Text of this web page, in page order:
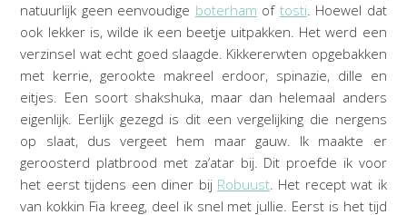
natuurlijk geen eenvoudige boterham of tosti. Hoewel dat
ook lekker is, wilde ik een beetje uitpakken. Het werd een
verzinsel wat echt goed slaagde. Kikkererwten opgebakken
met kerrie, gerookte makreel erdoor, spinazie, dille en
eitjes. Een soort shakshuka, maar dan helemaal anders
eigenlijk. Eerlijk gezegd is dit een vergelijking die nergens
op slaat, dus vergeet hem maar gauw. Ik maakte er
geroosterd platbrood met za’atar bij. Dit proefde ik voor
het eerst tijdens een diner bij Robuust. Het recept wat ik
van kokkin Fia kreeg, deel ik snel met jullie. Eerst is het tijd